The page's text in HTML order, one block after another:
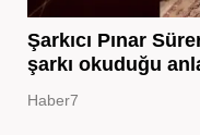
Şarkıcı Pınar
şarkı okuduğu
Haber7